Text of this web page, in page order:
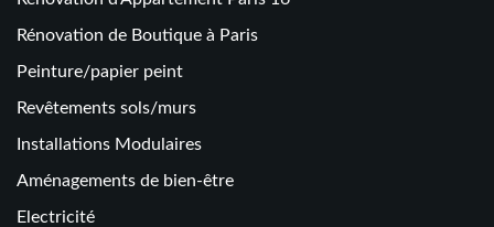
Rénovation de Boutique à Paris
Peinture/papier peint
Revêtements sols/murs
Installations Modulaires
Aménagements de bien-être
Electricité